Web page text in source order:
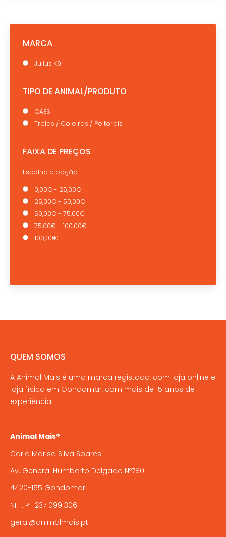
MARCA
Julius K9
TIPO DE ANIMAL/PRODUTO
CÃES
Trelas / Coleiras / Peitorais
FAIXA DE PREÇOS
Escolha a opção :
0,00€ - 25,00€
25,00€ - 50,00€
50,00€ - 75,00€
75,00€ - 100,00€
100,00€+
QUEM SOMOS
A Animal Mais é uma marca registada, com loja online e
loja física em Gondomar, com mais de 15 anos de
experiência .
Animal Mais®
Carla Marisa Silva Soares
Av. General Humberto Delgado Nº780
4420-155 Gondomar
NIF : PT 237 099 306
geral@animalmais.pt